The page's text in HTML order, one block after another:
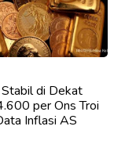
di Dekat
per Ons Troi
Inflasi AS